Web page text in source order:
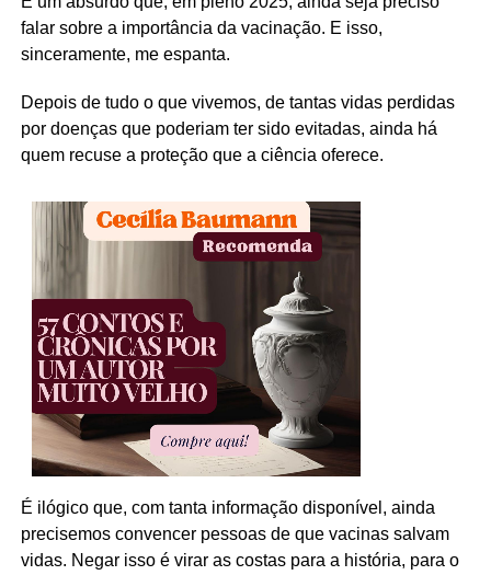
falar sobre a importância da vacinação. E isso,
sinceramente, me espanta.
Depois de tudo o que vivemos, de tantas vidas perdidas
por doenças que poderiam ter sido evitadas, ainda há
quem recuse a proteção que a ciência oferece.
É ilógico que, com tanta informação disponível, ainda
precisemos convencer pessoas de que vacinas salvam
vidas. Negar isso é virar as costas para a história, para o